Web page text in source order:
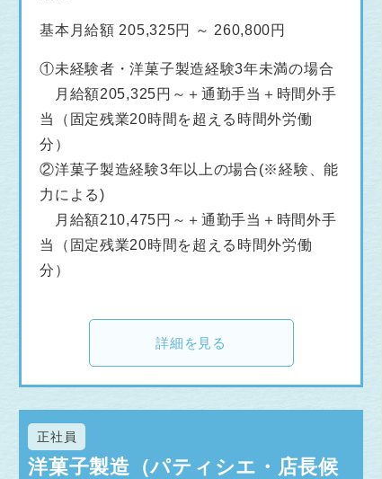
基本月給額 205,325円 ～ 260,800円
①未経験者・洋菓子製造経験3年未満の場合
月給額205,325円～＋通勤手当＋時間外手
当（固定残業20時間を超える時間外労働
分）
②洋菓子製造経験3年以上の場合(※経験、能
力による)
月給額210,475円～＋通勤手当＋時間外手
当（固定残業20時間を超える時間外労働
分）
詳細を見る
正社員
洋菓子製造（パティシエ・店長候